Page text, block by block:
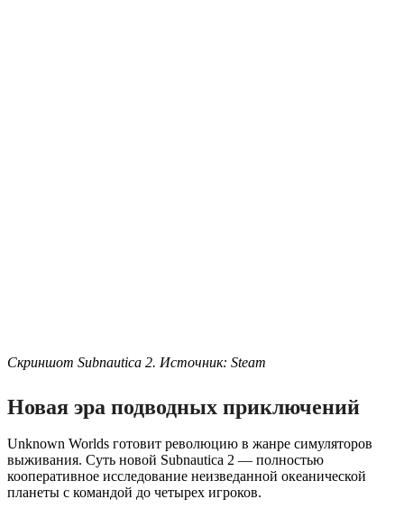
Скриншот Subnautica 2. Источник: Steam
Новая эра подводных приключений
Unknown Worlds готовит революцию в жанре симуляторов
выживания. Суть новой Subnautica 2 — полностью
кооперативное исследование неизведанной океанической
планеты с командой до четырех игроков.